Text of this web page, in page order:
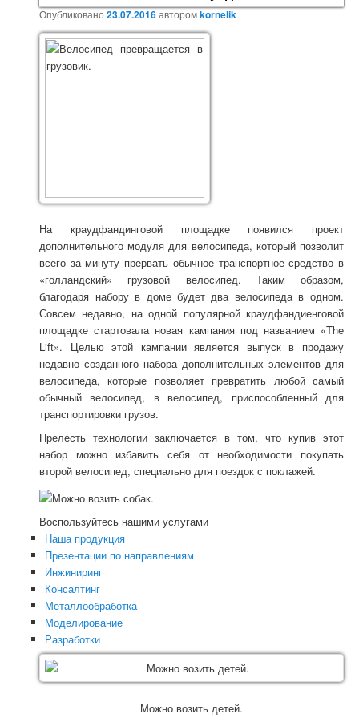
Опубликовано23.07.2016авторомkornelik
На краудфандинговой площадке появился проект
дополнительного модуля для велосипеда, который позволит
всего за минуту прервать обычное транспортное средство в
«голландский» грузовой велосипед. Таким образом,
благодаря набору в доме будет два велосипеда в одном.
Совсем недавно, на одной популярной краудфандиенговой
площадке стартовала новая кампания под названием «The
Lift». Целью этой кампании является выпуск в продажу
недавно созданного набора дополнительных элементов для
велосипеда, которые позволяет превратить любой самый
обычный велосипед, в велосипед, приспособленный для
транспортировки грузов.
Прелесть технологии заключается в том, что купив этот
набор можно избавить себя от необходимости покупать
второй велосипед, специально для поездок с поклажей.
Воспользуйтесь нашими услугами
Наша продукция
Презентации по направлениям
Инжиниринг
Консалтинг
Металлообработка
Моделирование
Разработки
Можно возить детей.